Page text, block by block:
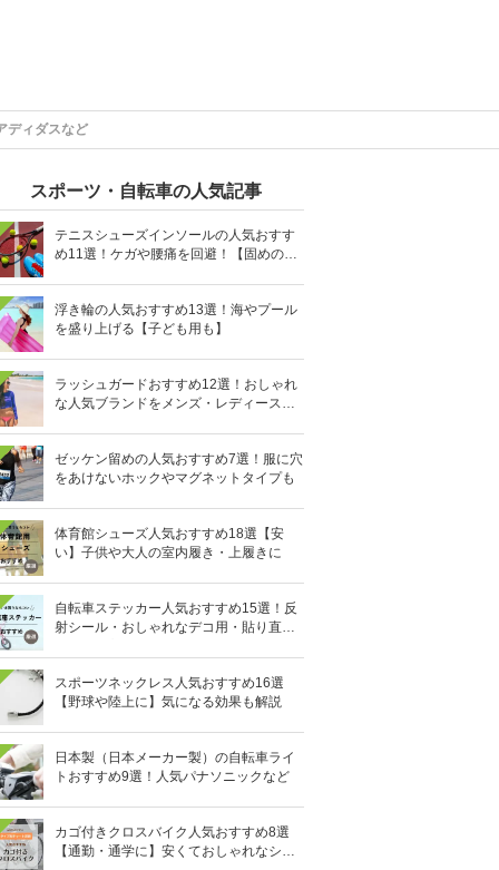
ディダスなど
スポーツ・自転車の人気記事
テニスシューズインソールの人気おすす
め11選！ケガや腰痛を回避！【固めの素
浮き輪の人気おすすめ13選！海やプール
を盛り上げる【子ども用も】
ラッシュガードおすすめ12選！おしゃれ
な人気ブランドをメンズ・レディース別
ゼッケン留めの人気おすすめ7選！服に穴
をあけないホックやマグネットタイプも
体育館シューズ人気おすすめ18選【安
い】子供や大人の室内履き・上履きに
自転車ステッカー人気おすすめ15選！反
射シール・おしゃれなデコ用・貼り直し
スポーツネックレス人気おすすめ16選
【野球や陸上に】気になる効果も解説
日本製（日本メーカー製）の自転車ライ
トおすすめ9選！人気パナソニックなど
カゴ付きクロスバイク人気おすすめ8選
【通勤・通学に】安くておしゃれなシテ